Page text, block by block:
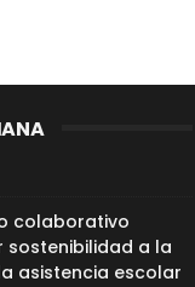
colaborativo
sostenibilidad a la
asistencia escolar